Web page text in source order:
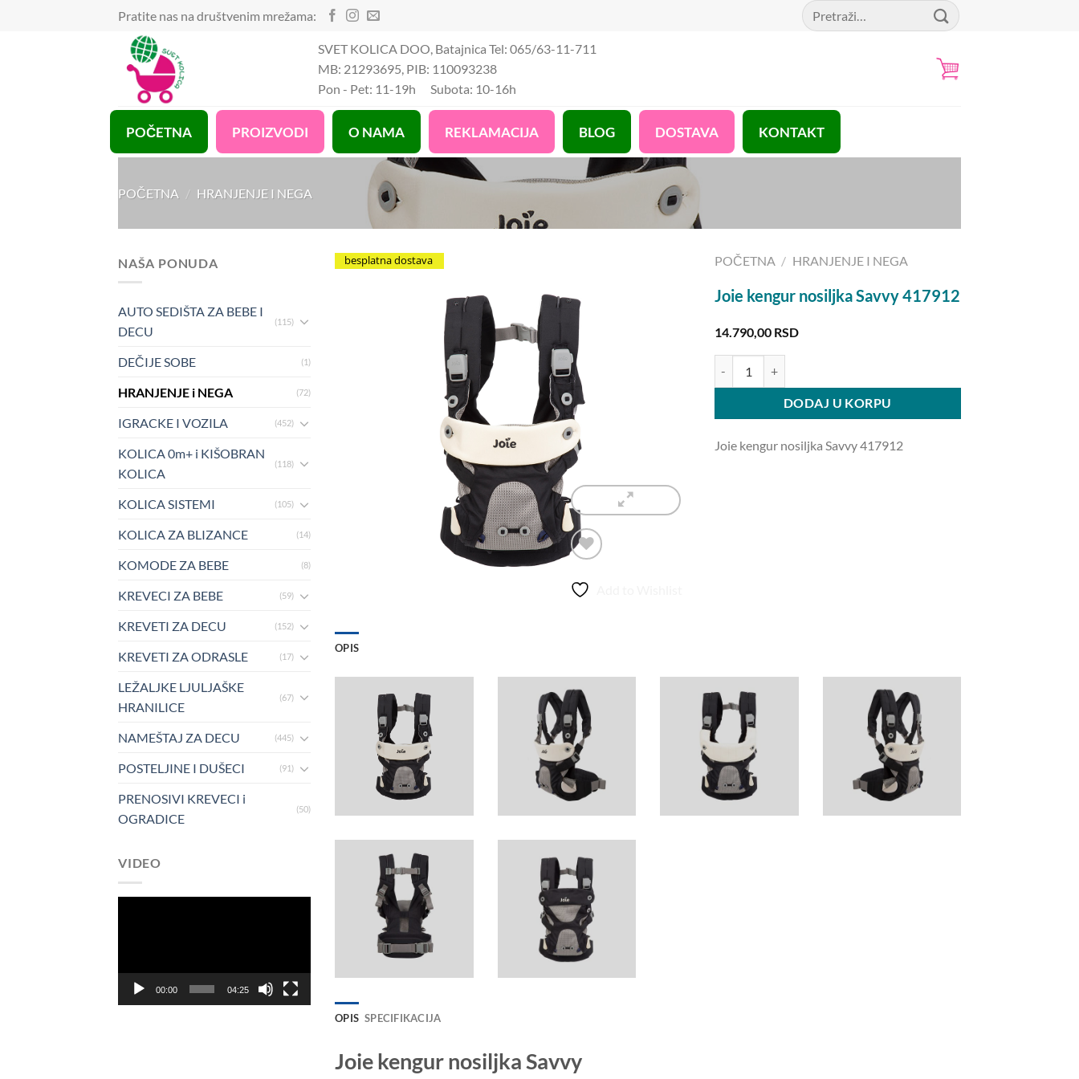
Pratite nas na društvenim mrežama:
Pretraga
za:
SVET KOLICA DOO, Batajnica Tel: 065/63-11-711
MB: 21293695, PIB: 110093238
Pon - Pet: 11-19h Subota: 10-16h
POČETNA PROIZVODI O NAMA REKLAMACIJA BLOG DOSTAVA KONTAKT
POČETNA / HRANJENJE I NEGA
NAŠA PONUDA
AUTO SEDIŠTA ZA BEBE I
DECU
(115)
DEČIJE SOBE (1)
HRANJENJE i NEGA (72)
IGRACKE I VOZILA (452)
KOLICA 0m+ i KIŠOBRAN
KOLICA
(118)
KOLICA SISTEMI (105)
KOLICA ZA BLIZANCE (14)
KOMODE ZA BEBE (8)
KREVECI ZA BEBE (59)
KREVETI ZA DECU (152)
KREVETI ZA ODRASLE (17)
LEŽALJKE LJULJAŠKE
HRANILICE
(67)
NAMEŠTAJ ZA DECU (445)
POSTELJINE I DUŠECI (91)
PRENOSIVI KREVECI i
OGRADICE
(50)
VIDEO
00:00 04:25
besplatna dostava POČETNA / HRANJENJE I NEGA
Joie kengur nosiljka Savvy 417912
14.790,00 RSD
DODAJ U KORPU
Joie kengur nosiljka Savvy 417912
OPIS
OPIS SPECIFIKACIJA
Joie kengur nosiljka Savvy